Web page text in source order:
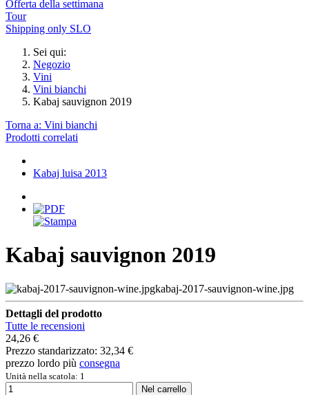
Offerta della settimana
Tour
Shipping only SLO
Sei qui:
Negozio
Vini
Vini bianchi
Kabaj sauvignon 2019
Torna a: Vini bianchi
Prodotti correlati
Kabaj luisa 2013
Kabaj sauvignon 2019
kabaj-2017-sauvignon-wine.jpg
Dettagli del prodotto
Tutte le recensioni
24,26 €
Prezzo standarizzato: 32,34 €
prezzo lordo più consegna
Unità nella scatola: 1